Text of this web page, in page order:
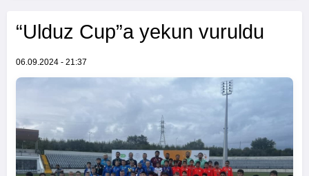
“Ulduz Cup”a yekun vuruldu
06.09.2024 - 21:37